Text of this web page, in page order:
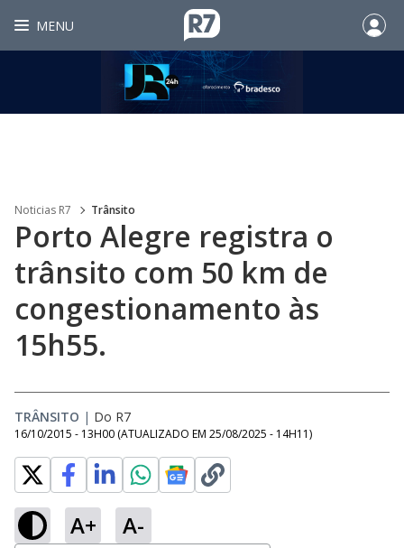
MENU
Noticias R7 Trânsito
Porto Alegre registra o
trânsito com 50 km de
congestionamento às
15h55.
TRÂNSITO | Do R7
16/10/2015 - 13H00 (ATUALIZADO EM 25/08/2025 - 14H11)
A+ A-